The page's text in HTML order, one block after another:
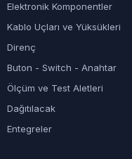
Elektronik Komponentler
Kablo Uçları ve Yüksükleri
Direnç
Buton - Switch - Anahtar
Ölçüm ve Test Aletleri
Dağıtılacak
Entegreler